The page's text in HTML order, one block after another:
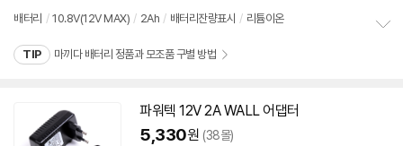
뷰
배터리 / 10.8V(12VMAX) / 2Ah / 배터리잔량표시 / 리튬이온
TIP 마끼다 배터리 정품과 모조품 구별 방법
파워텍 12V2AWALL 어댑터
5,330원 (38몰)